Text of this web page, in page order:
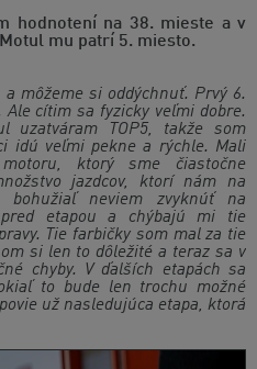
hodnotení na 38. mieste a v
mu patrí 5. miesto.
môžeme si oddýchnuť. Prvý 6.
cítim sa fyzicky veľmi dobre.
uzatváram TOP5, takže som
idú veľmi pekne a rýchle. Mali
ktorý sme čiastočne
jazdcov, ktorí nám na
neviem zvyknúť na
pred etapou a chýbajú mi tie
Tie farbičky som mal za tie
si len to dôležité a teraz sa v
chyby. V ďalších etapách sa
to bude len trochu možné
už nasledujúca etapa, ktorá